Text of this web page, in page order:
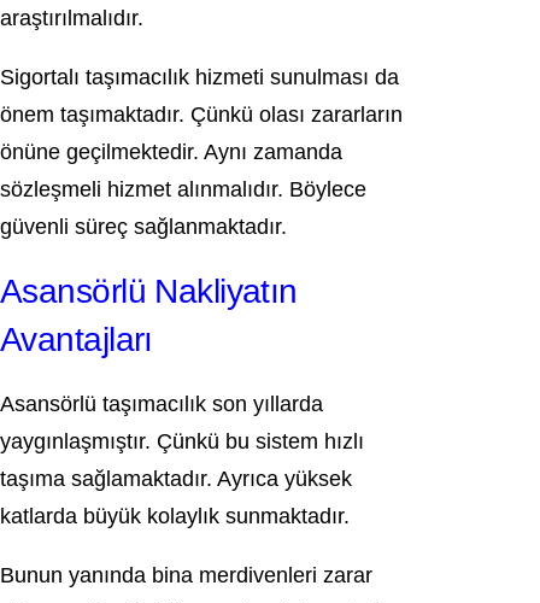
araştırılmalıdır.
Sigortalı taşımacılık hizmeti sunulması da
önem taşımaktadır. Çünkü olası zararların
önüne geçilmektedir. Aynı zamanda
sözleşmeli hizmet alınmalıdır. Böylece
güvenli süreç sağlanmaktadır.
Asansörlü Nakliyatın
Avantajları
Asansörlü taşımacılık son yıllarda
yaygınlaşmıştır. Çünkü bu sistem hızlı
taşıma sağlamaktadır. Ayrıca yüksek
katlarda büyük kolaylık sunmaktadır.
Bunun yanında bina merdivenleri zarar